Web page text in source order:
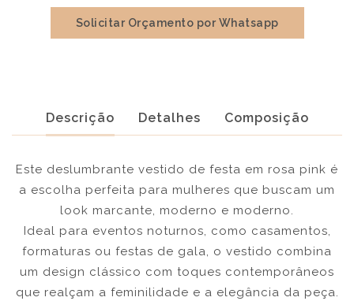
Solicitar Orçamento por Whatsapp
Descrição Detalhes Composição
Este deslumbrante vestido de festa em rosa pink é
a escolha perfeita para mulheres que buscam um
look marcante, moderno e moderno.
Ideal para eventos noturnos, como casamentos,
formaturas ou festas de gala, o vestido combina
um design clássico com toques contemporâneos
que realçam a feminilidade e a elegância da peça.